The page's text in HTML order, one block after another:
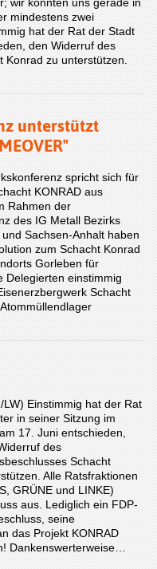
mindestens zwei
hat der Rat der Stadt
den Widerruf des
Konrad zu unterstützen.
unterstützt
spricht sich für
KONRAD aus
Rahmen der
des IG Metall Bezirks
Sachsen-Anhalt haben
zum Schacht Konrad
Gorleben für
Delegierten einstimmig
Schacht
Einstimmig hat der Rat
in seiner Sitzung im
17. Juni entschieden,
des
Schacht
Alle Ratsfraktionen
GRÜNE und LINKE)
aus. Lediglich ein FDP-
seine
das Projekt KONRAD
Dankenswerterweise…